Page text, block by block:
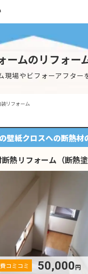
ームのリフォー
現場やビフォーアフター
装リフォーム
壁紙クロスへの断熱
<br /> 塗布面下地づ
1回・断熱塗装×2回
熱リフォーム（断熱塗
コミコミ 50,000円